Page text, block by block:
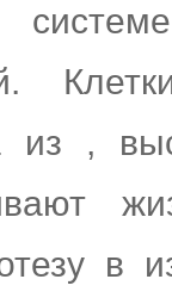
из ,
в